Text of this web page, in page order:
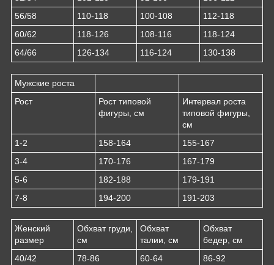
56/58
110-118 100-108
112-118
60/62
118-126 108-116
118-124
64/66
126-134 116-124 130-138
Мужские роста
Рост
Рост типовой
фигуры, см
Интервал роста
типовой фигуры,
см
1-2
158-164
155-167
3-4
170-176
167-179
5-6
182-188
179-191
7-8
194-200 191-203
Женский
размер
Обхват груди,
см
Обхват
талии, см
Обхват
бедер, см
40/42
78-86 60-64
86-92